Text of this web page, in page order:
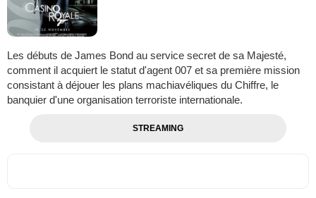
Les débuts de James Bond au service secret de sa Majesté,
comment il acquiert le statut d'agent 007 et sa première mission
consistant à déjouer les plans machiavéliques du Chiffre, le
banquier d'une organisation terroriste internationale.
STREAMING